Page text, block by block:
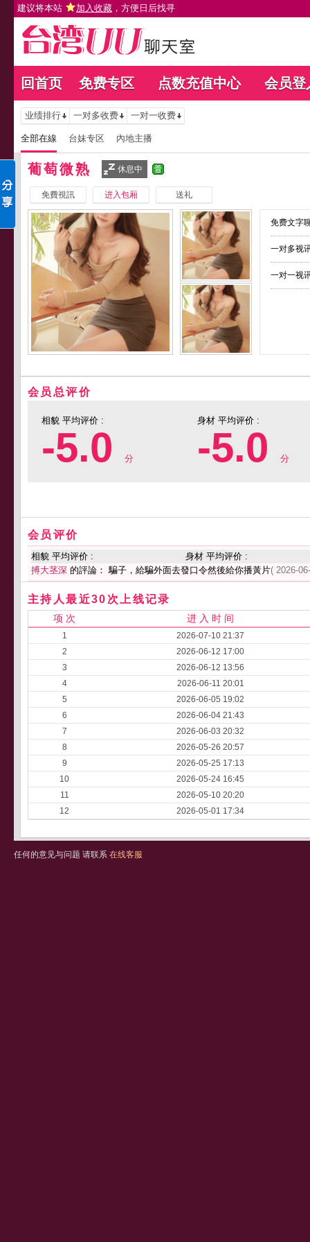
建议将本站 加入收藏 ，方便日后找寻
回首页 免费专区 点数充值中心 会员登
业绩排行 一对多收费 一对一收费
全部在線 台妹专区 內地主播
葡萄微熟 休息中
免費視訊 进入包厢 送礼
免费文字
一对多视
一对一视
会员总评价
相貌 平均评价 :
-5.0 分
身材 平均评价 :
-5.0 分
会员评价
相貌 平均评价 :
身材 平均评价 :
搏大茎深 的評論： 騙子，給騙外面去發口令然後給你播黃片( 2026-
主持人最近30次上线记录
项 次 进 入 时 间
1
2026-07-10 21:37
2
2026-06-12 17:00
3
2026-06-12 13:56
4
2026-06-11 20:01
5
2026-06-05 19:02
6
2026-06-04 21:43
7
2026-06-03 20:32
8
2026-05-26 20:57
9
2026-05-25 17:13
10
2026-05-24 16:45
11
2026-05-10 20:20
12
2026-05-01 17:34
任何的意见与问题 请联系 在线客服